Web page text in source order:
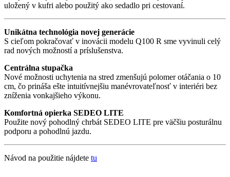
uložený v kufri alebo použitý ako sedadlo pri cestovaní.
Unikátna technológia novej generácie
S cieľom pokračovať v inovácii modelu Q100 R sme vyvinuli celý
rad nových možností a príslušenstva.
Centrálna stupačka
Nové možnosti uchytenia na stred zmenšujú polomer otáčania o 10
cm, čo prináša ešte intuitívnejšiu manévrovateľnosť v interiéri bez
zníženia vonkajšieho výkonu.
Komfortná opierka SEDEO LITE
Použite nový pohodlný chrbát SEDEO LITE pre väčšiu posturálnu
podporu a pohodlnú jazdu.
Návod na použitie nájdete tu